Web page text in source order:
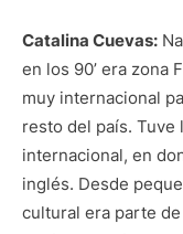
Catalina Cuevas:
en los 90’ era zona
muy internacional
resto del país.
internacional, en
inglés. Desde
cultural era parte